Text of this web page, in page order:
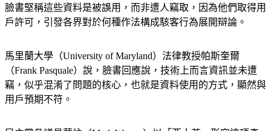
臉書堅稱這些資料是被誤用，而非遭人竊取，因為他們取得用
戶許可，引發各界對於何種作法構成駭客行為展開辯論。
馬里蘭大學（University of Maryland）法律教授帕斯奎爾
（Frank Pasquale）說，臉書回應說，技術上而言資訊並未遭
竊，似乎混淆了問題的核心，也就是資料使用的方式，顯然與
用戶預期不符。